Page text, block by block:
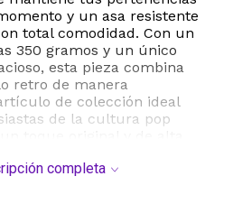
y un asa resistente
total comodidad. Con un
350 gramos y un único
esta pieza combina
retro de manera
de colección ideal
de la cultura pop
completa